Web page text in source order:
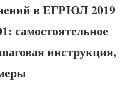
в ЕГРЮЛ 2019
самостоятельное
инструкция,